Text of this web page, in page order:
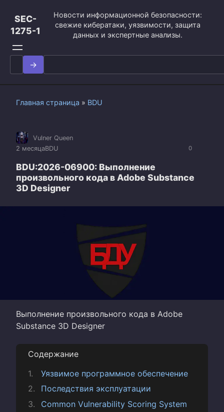
контенту
SEC-
1275-1
Новости информационной безопасности:
свежие кибератаки, уязвимости, защита
данных и экспертные анализы.
Search
for:
Главная страница » BDU
0
Vulner Queen
2 месяцаBDU
BDU:2026-06900: Выполнение
произвольного кода в Adobe Substance
3D Designer
Выполнение произвольного кода в Adobe
Substance 3D Designer
Содержание
Уязвимое программное обеспечение
Последствия эксплуатации
Common Vulnerability Scoring System